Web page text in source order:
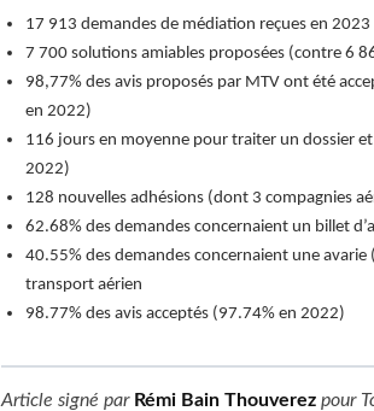
17 913 demandes de médiation reçues en
7 700 solutions amiables proposées (contre 6
98,77% des avis proposés par MTV ont été
en 2022)
116 jours en moyenne pour traiter un dossier
2022)
128 nouvelles adhésions (dont 3 compagnies
62.68% des demandes concernaient un billet
40.55% des demandes concernaient une
transport aérien
98.77% des avis acceptés (97.74% en 2022)
Article signé par Rémi Bain Thouverezpour